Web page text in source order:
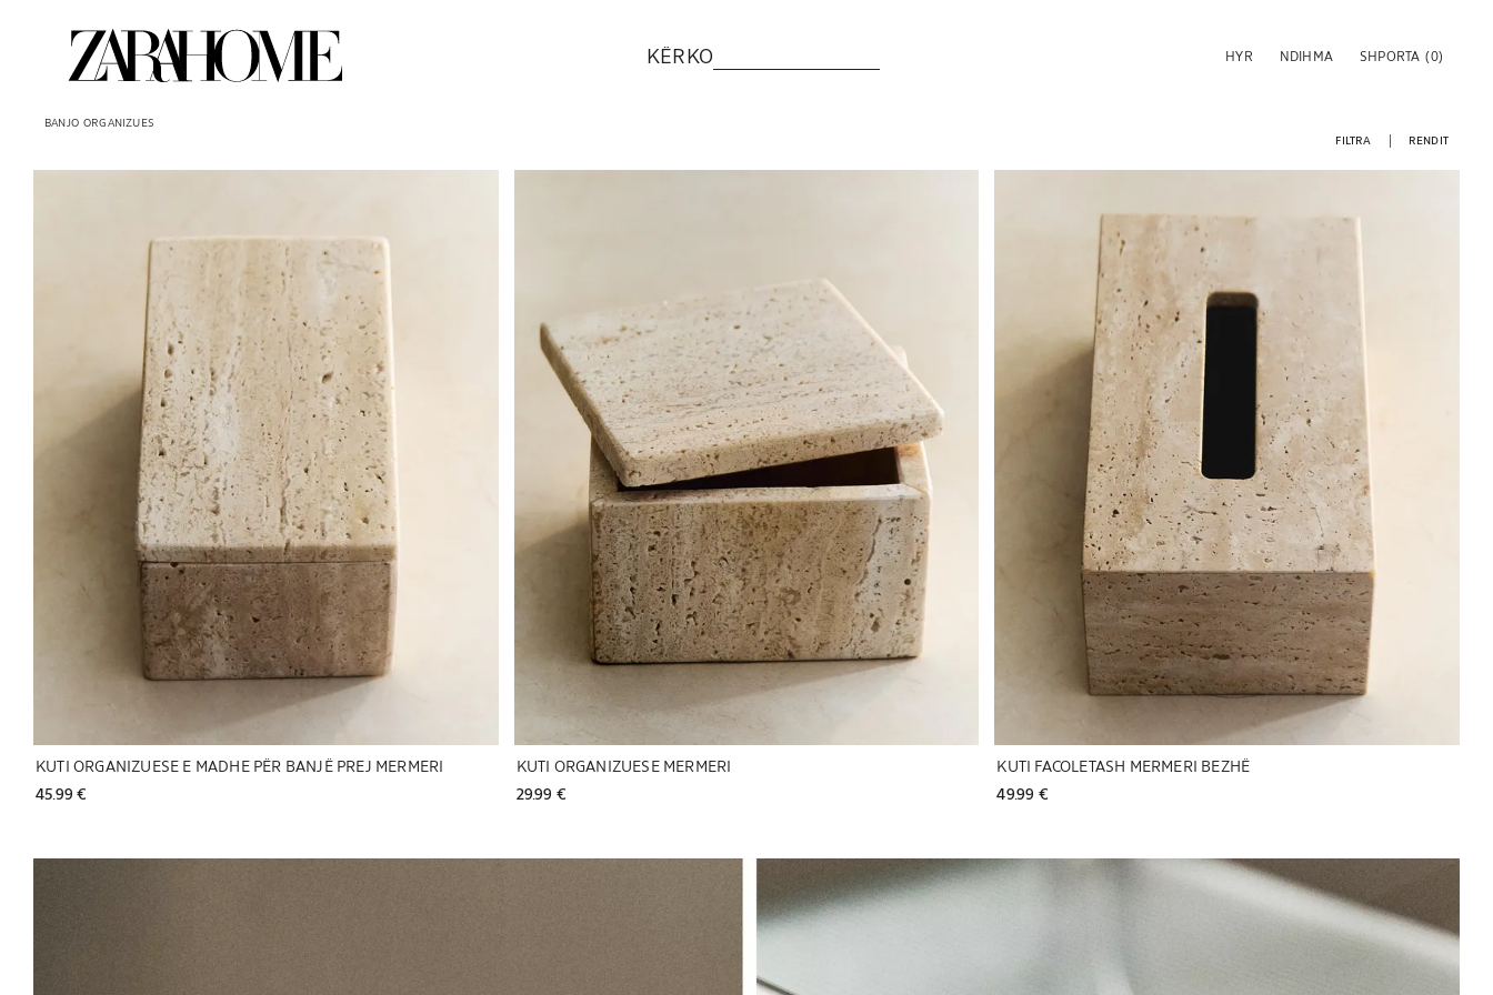
KËRKO HYR NDIHMA SHPORTA (0)
BANJO ORGANIZUES
FILTRA
RENDIT
KUTI ORGANIZUESE E MADHE PËR BANJË PREJ MERMERI
45.99 €
Imazhi u ndryshua në 1 të 7
KUTI ORGANIZUESE MERMERI
29.99 €
Imazhi u ndryshua në 1 të 6
KUTI FACOLETASH MERMERI BEZHË
49.99 €
Imazhi u ndryshua në 1 të 6